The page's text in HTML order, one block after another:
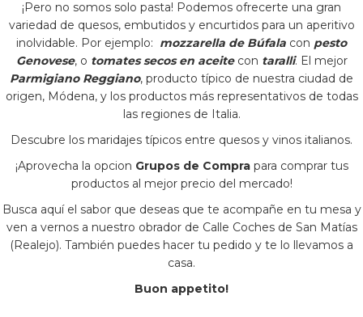
¡Pero no somos solo pasta! Podemos ofrecerte una gran
variedad de quesos, embutidos y encurtidos para un aperitivo
inolvidable. Por ejemplo: mozzarella de Búfala con pesto
Genovese, o tomates secos en aceitecon taralli. El mejor
Parmigiano Reggiano, producto típico de nuestra ciudad de
origen, Módena, y los productos más representativos de todas
las regiones de Italia.
Descubre los maridajes típicos entre quesos y vinos italianos.
¡Aprovecha la opcion Grupos de Comprapara comprar tus
productos al mejor precio del mercado!
Busca aquí el sabor que deseas que te acompañe en tu mesa y
ven a vernos a nuestro obrador de Calle Coches de San Matías
(Realejo). También puedes hacer tu pedido y te lo llevamos a
casa.
Buon appetito!